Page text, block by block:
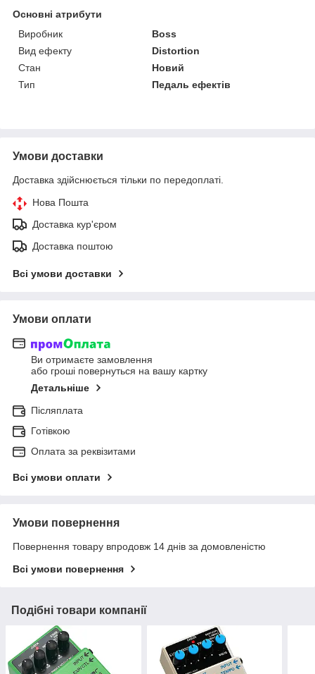
Основні атрибути
Виробник
Boss
Вид ефекту
Distortion
Стан
Новий
Тип
Педаль ефектів
Умови доставки
Доставка здійснюється тільки по передоплаті.
Нова Пошта
Доставка кур'єром
Доставка поштою
Всі умови доставки
Умови оплати
Ви отримаєте замовлення
або гроші повернуться на вашу картку
Детальніше
Післяплата
Готівкою
Оплата за реквізитами
Всі умови оплати
Умови повернення
Повернення товару впродовж 14 днів за домовленістю
Всі умови повернення
Подібні товари компанії